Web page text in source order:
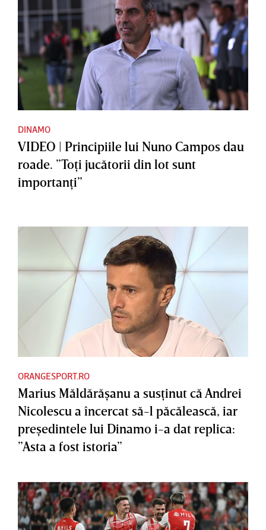
DINAMO
VIDEO | Principiile lui Nuno Campos dau
roade. ”Toţi jucătorii din lot sunt
importanţi”
ORANGESPORT.RO
Marius Măldărăşanu a susţinut că Andrei
Nicolescu a încercat să-l păcălească, iar
preşedintele lui Dinamo i-a dat replica:
”Asta a fost istoria”